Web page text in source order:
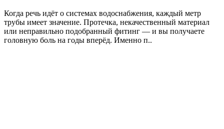
Когда речь идёт о системах водоснабжения, каждый метр
трубы имеет значение. Протечка, некачественный материал
или неправильно подобранный фитинг — и вы получаете
головную боль на годы вперёд. Именно п..